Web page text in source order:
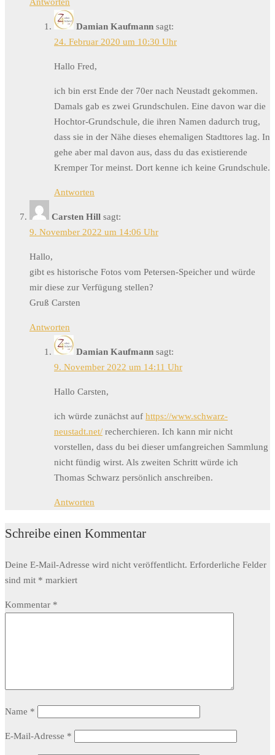
Antworten
Damian Kaufmann sagt:
24. Februar 2020 um 10:30 Uhr
Hallo Fred,
ich bin erst Ende der 70er nach Neustadt gekommen.
Damals gab es zwei Grundschulen. Eine davon war die
Hochtor-Grundschule, die ihren Namen dadurch trug,
dass sie in der Nähe dieses ehemaligen Stadttores lag. In
gehe aber mal davon aus, dass du das existierende
Kremper Tor meinst. Dort kenne ich keine Grundschule.
Antworten
Carsten Hill sagt:
9. November 2022 um 14:06 Uhr
Hallo,
gibt es historische Fotos vom Petersen-Speicher und würde
mir diese zur Verfügung stellen?
Gruß Carsten
Antworten
Damian Kaufmann sagt:
9. November 2022 um 14:11 Uhr
Hallo Carsten,
ich würde zunächst auf https://www.schwarz-
neustadt.net/ recherchieren. Ich kann mir nicht
vorstellen, dass du bei dieser umfangreichen Sammlung
nicht fündig wirst. Als zweiten Schritt würde ich
Thomas Schwarz persönlich anschreiben.
Antworten
Schreibe einen Kommentar
Deine E-Mail-Adresse wird nicht veröffentlicht. Erforderliche Felder
sind mit * markiert
Kommentar *
Name *
E-Mail-Adresse *